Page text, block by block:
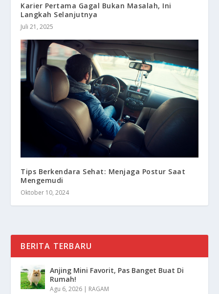
Karier Pertama Gagal Bukan Masalah, Ini
Langkah Selanjutnya
Juli 21, 2025
Tips Berkendara Sehat: Menjaga Postur Saat
Mengemudi
Oktober 10, 2024
BERITA TERBARU
Anjing Mini Favorit, Pas Banget Buat Di
Rumah!
Agu 6, 2026 RAGAM